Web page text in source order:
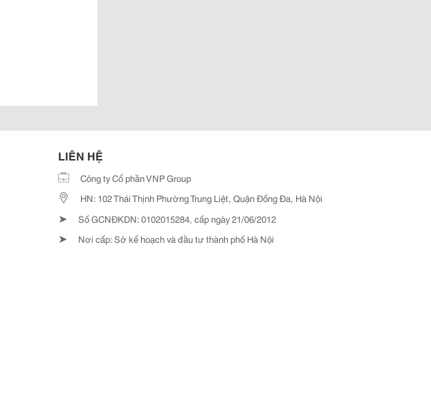
LIÊN HỆ
Công ty Cổ phần VNP Group
HN: 102 Thái Thịnh Phường Trung Liệt, Quận Đống Đa, Hà Nội
➤ Số GCNĐKDN: 0102015284, cấp ngày 21/06/2012
➤ Nơi cấp: Sở kế hoạch và đầu tư thành phố Hà Nội